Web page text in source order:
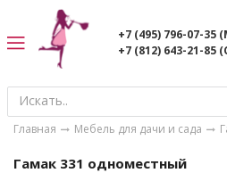
+7 (495) 796-07-35
+7 (812) 643-21-85
Главная Мебель для дачи и сада
Гамак 331 одноместный